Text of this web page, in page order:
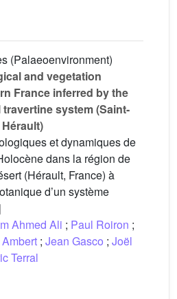
(Palaeoenvironment)
and vegetation
France inferred by the
system (Saint-
et dynamiques de
dans la région de
(Hérault, France) à
d’un système
Ahmed Ali ; Paul Roiron ;
; Jean Gasco ; Joël
Terral